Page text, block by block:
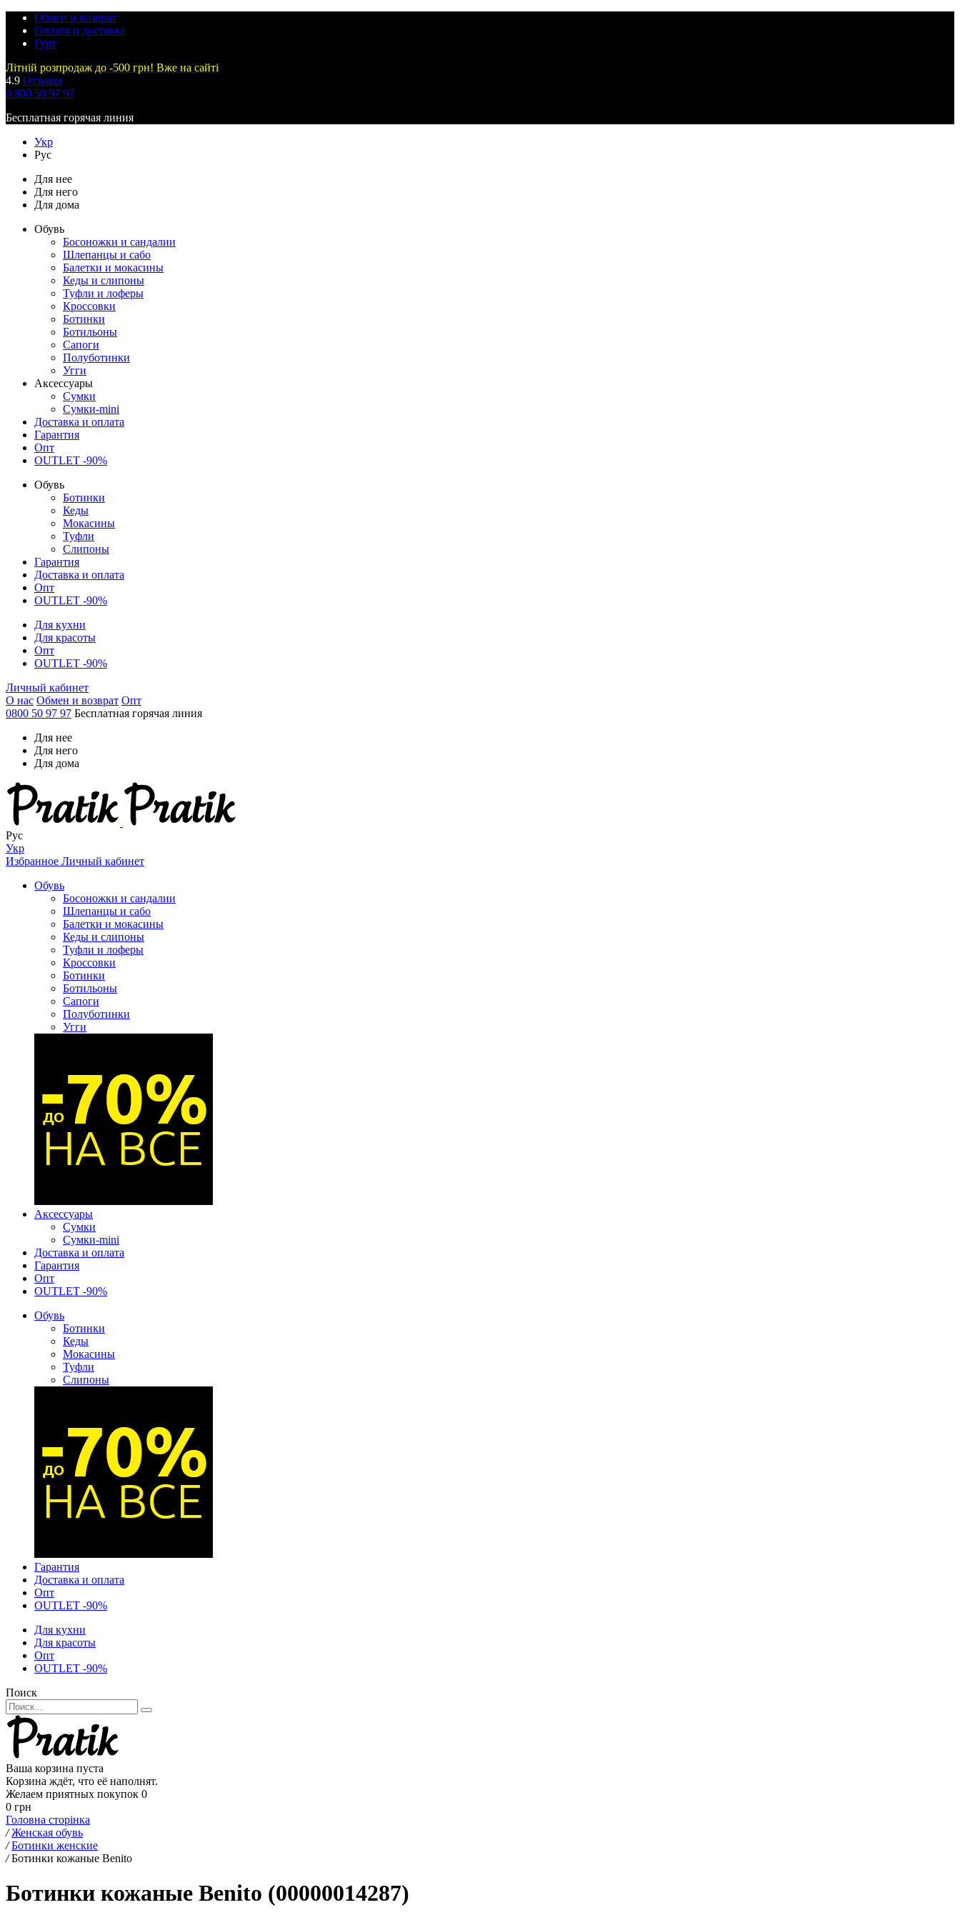
Обмен и возврат
Оплата и доставка
Гурт
Літній розпродаж до -500 грн! Вже на сайті
4.9 Отзывы
0 800 50 97 97
Бесплатная горячая линия
Укр
Рус
Для нее
Для него
Для дома
Обувь
Босоножки и сандалии
Шлепанцы и сабо
Балетки и мокасины
Кеды и слипоны
Туфли и лоферы
Кроссовки
Ботинки
Ботильоны
Сапоги
Полуботинки
Угги
Аксессуары
Сумки
Сумки-mini
Доставка и оплата
Гарантия
Опт
OUTLET -90%
Обувь
Ботинки
Кеды
Мокасины
Туфли
Слипоны
Гарантия
Доставка и оплата
Опт
OUTLET -90%
Для кухни
Для красоты
Опт
OUTLET -90%
Личный кабинет
О нас Обмен и возврат Опт
0800 50 97 97 Бесплатная горячая линия
Для нее
Для него
Для дома
Рус
Укр
Избранное Личный кабинет
Обувь
Босоножки и сандалии
Шлепанцы и сабо
Балетки и мокасины
Кеды и слипоны
Туфли и лоферы
Кроссовки
Ботинки
Ботильоны
Сапоги
Полуботинки
Угги
Аксессуары
Сумки
Сумки-mini
Доставка и оплата
Гарантия
Опт
OUTLET -90%
Обувь
Ботинки
Кеды
Мокасины
Туфли
Слипоны
Гарантия
Доставка и оплата
Опт
OUTLET -90%
Для кухни
Для красоты
Опт
OUTLET -90%
Поиск
Ваша корзина пуста
Корзина ждёт, что её наполнят.
Желаем приятных покупок 0
0 грн
Головна сторінка
/ Женская обувь
/ Ботинки женские
/ Ботинки кожаные Benito
Ботинки кожаные Benito (00000014287)